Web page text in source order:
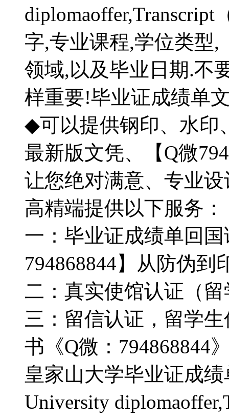
字,专业课程,学位类型,
领域,以及毕业日期.不
样重要!毕业证成绩单
◆可以提供钢印、水印
最新版文凭、【Q微
让您绝对满意、专业
高精端提供以下服务：
一：毕业证成绩单回
794868844】从防伪
二：真实使馆认证（
三：留信认证，留学
书《Q微：794868844
皇家山大学毕业证成
University